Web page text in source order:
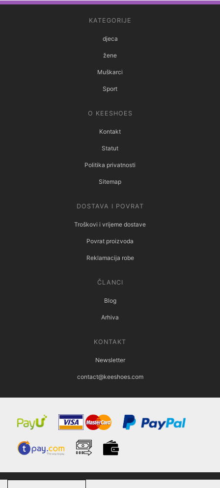
KATEGORIJE
djeca
žene
Muškarci
Sport
O KEESHOES
Kontakt
Statut
Politika privatnosti
Sitemap
DOSTAVA I POVRAT
Troškovi i vrijeme dostave
Povrat proizvoda
Reklamacija robe
ČLANCI
Blog
Arhiva
KONTAKT
Newsletter
contact@keeshoes.com